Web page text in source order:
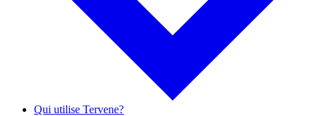
Qui utilise Tervene?